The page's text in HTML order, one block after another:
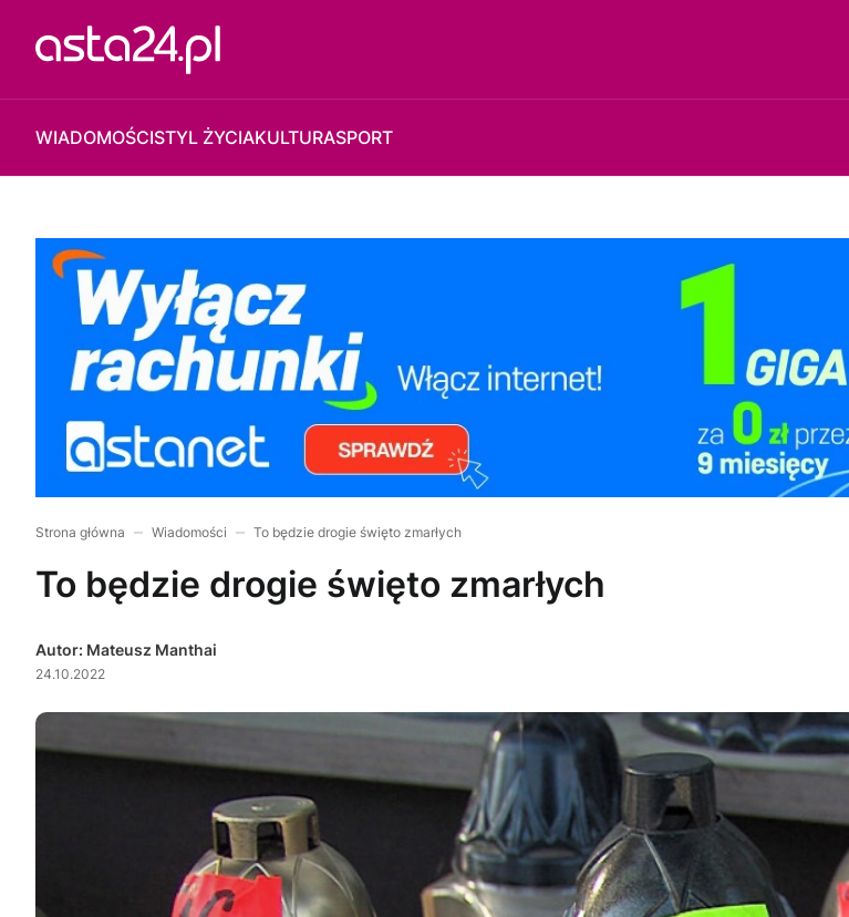
WIADOMOŚCISTYL ŻYCIAKULTURASPORT
Strona główna Wiadomości To będzie drogie święto zmarłych
To będzie drogie święto zmarłych
Autor: Mateusz Manthai
24.10.2022